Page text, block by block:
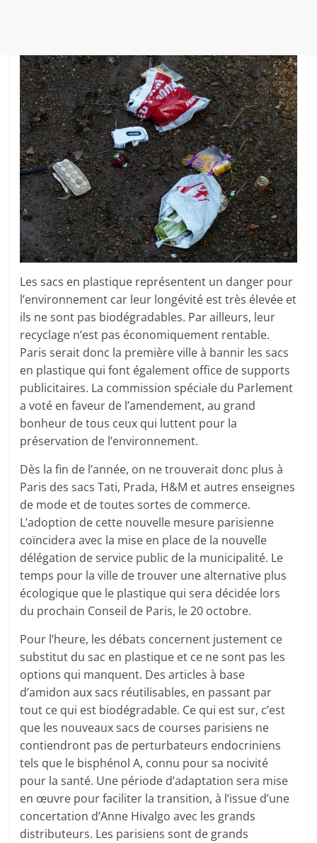
Les sacs en plastique représentent un danger pour
l’environnement car leur longévité est très élevée et
ils ne sont pas biodégradables. Par ailleurs, leur
recyclage n’est pas économiquement rentable.
Paris serait donc la première ville à bannir les sacs
en plastique qui font également office de supports
publicitaires. La commission spéciale du Parlement
a voté en faveur de l’amendement, au grand
bonheur de tous ceux qui luttent pour la
préservation de l’environnement.
Dès la fin de l’année, on ne trouverait donc plus à
Paris des sacs Tati, Prada, H&M et autres enseignes
de mode et de toutes sortes de commerce.
L’adoption de cette nouvelle mesure parisienne
coïncidera avec la mise en place de la nouvelle
délégation de service public de la municipalité. Le
temps pour la ville de trouver une alternative plus
écologique que le plastique qui sera décidée lors
du prochain Conseil de Paris, le 20 octobre.
Pour l’heure, les débats concernent justement ce
substitut du sac en plastique et ce ne sont pas les
options qui manquent. Des articles à base
d’amidon aux sacs réutilisables, en passant par
tout ce qui est biodégradable. Ce qui est sur, c’est
que les nouveaux sacs de courses parisiens ne
contiendront pas de perturbateurs endocriniens
tels que le bisphénol A, connu pour sa nocivité
pour la santé. Une période d’adaptation sera mise
en œuvre pour faciliter la transition, à l’issue d’une
concertation d’Anne Hivalgo avec les grands
distributeurs. Les parisiens sont de grands